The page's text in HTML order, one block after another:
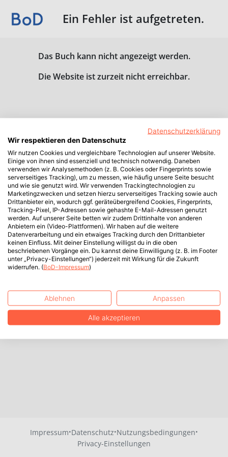
Ein Fehler ist aufgetreten.
Das Buch kann nicht angezeigt werden.
Die Website ist zurzeit nicht erreichbar.
Impressum·Datenschutz·Nutzungsbedingungen·
Privacy-Einstellungen
Datenschutzerklärung
Wir respektieren den Datenschutz
Wir nutzen Cookies und vergleichbare Technologien auf unserer Website.
Einige von ihnen sind essenziell und technisch notwendig. Daneben
verwenden wir Analysemethoden (z. B. Cookies oder Fingerprints sowie
serverseitiges Tracking), um zu messen, wie häufig unsere Seite besucht
und wie sie genutzt wird. Wir verwenden Trackingtechnologien zu
Marketingzwecken und setzen hierzu serverseitiges Tracking sowie auch
Drittanbieter ein, wodurch ggf. geräteübergreifend Cookies, Fingerprints,
Tracking-Pixel, IP-Adressen sowie gehashte E-Mail-Adressen genutzt
werden. Auf unserer Seite betten wir zudem Drittinhalte von anderen
Anbietern ein (Video-Plattformen). Wir haben auf die weitere
Datenverarbeitung und ein etwaiges Tracking durch den Drittanbieter
keinen Einfluss. Mit deiner Einstellung willigst du in die oben
beschriebenen Vorgänge ein. Du kannst deine Einwilligung (z. B. im Footer
unter „Privacy-Einstellungen“) jederzeit mit Wirkung für die Zukunft
widerrufen. (BoD-Impressum)
Ablehnen Anpassen
Alle akzeptieren